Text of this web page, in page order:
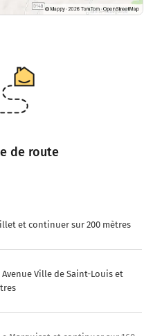
de route
et continuer sur 200 mètres
Ville de Saint-Louis et